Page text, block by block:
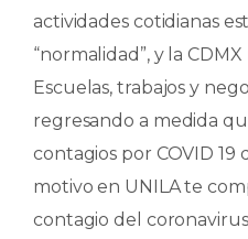
actividades cotidianas
“normalidad”, y la
Escuelas, trabajos y
regresando a medida
contagios por COVID 19
motivo en UNILA te
contagio del